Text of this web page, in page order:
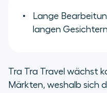
Lange
langen Gesichtern
Tra Tra Travel wächst
Märkten, weshalb sich